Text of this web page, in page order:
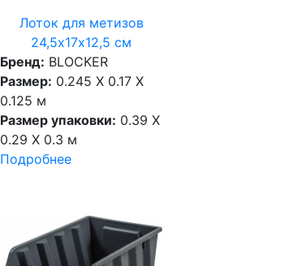
Лоток для метизов
24,5х17х12,5 см
Бренд: BLOCKER
Размер: 0.245 X 0.17 X
0.125 м
Размер упаковки: 0.39 X
0.29 X 0.3 м
Подробнее